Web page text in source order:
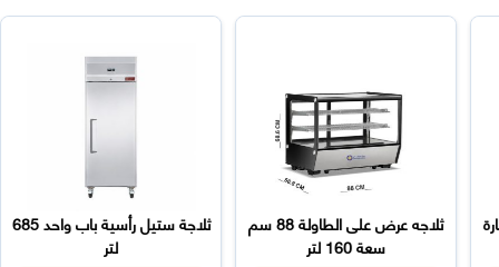
ثلاجه عرض على الطاولة 88 سم
سعة 160 لتر
ثلاجة ستيل رأسية باب واحد 685
لتر